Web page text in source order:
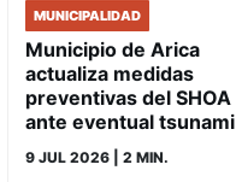
MUNICIPALIDAD
Municipio de Arica
actualiza medidas
preventivas del SHOA
ante eventual tsunami
9 JUL 2026 | 2 MIN.